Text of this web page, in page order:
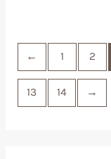
← 1 2
13 14 →